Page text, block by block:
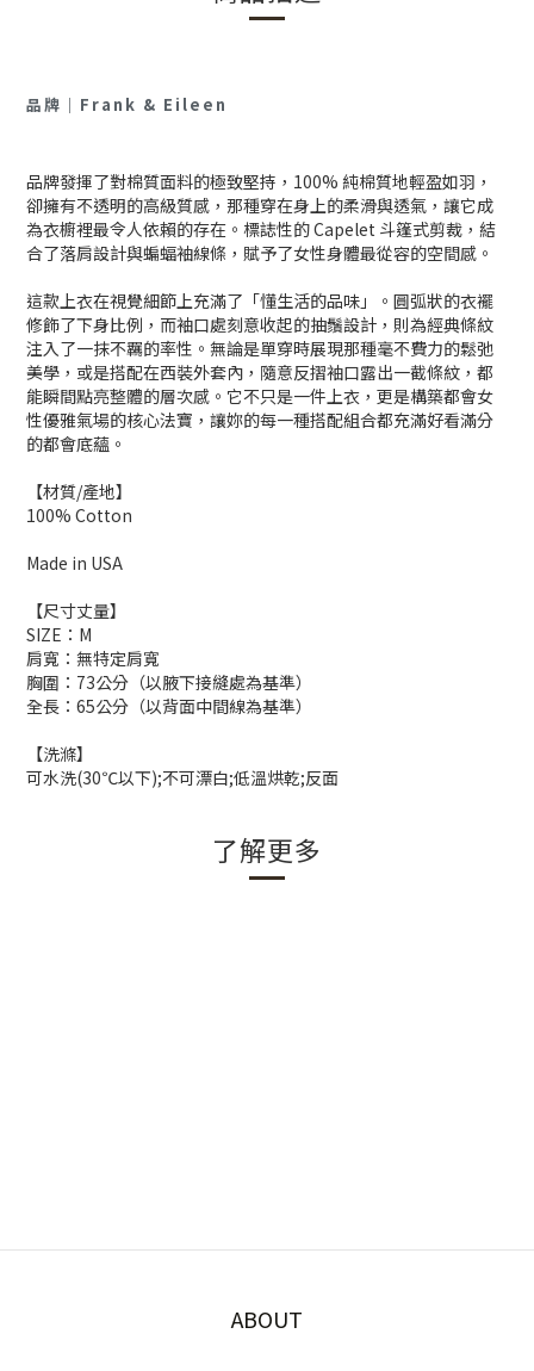
品牌 ｜ Frank & Eileen
品牌發揮了對棉質面料的極致堅持，100% 純棉質地輕盈如羽，
卻擁有不透明的高級質感，那種穿在身上的柔滑與透氣，讓它成
為衣櫥裡最令人依賴的存在。標誌性的 Capelet 斗篷式剪裁，結
合了落肩設計與蝙蝠袖線條，賦予了女性身體最從容的空間感。
這款上衣在視覺細節上充滿了「懂生活的品味」。圓弧狀的衣襬
修飾了下身比例，而袖口處刻意收起的抽鬚設計，則為經典條紋
注入了一抹不羈的率性。無論是單穿時展現那種毫不費力的鬆弛
美學，或是搭配在西裝外套內，隨意反摺袖口露出一截條紋，都
能瞬間點亮整體的層次感。它不只是一件上衣，更是構築都會女
性優雅氣場的核心法寶，讓妳的每一種搭配組合都充滿好看滿分
的都會底蘊。
【材質/產地】
100% Cotton
Made in USA
【尺寸丈量】
SIZE：M
肩寬：無特定肩寬
胸圍：73公分（以腋下接縫處為基準）
全長：65公分（以背面中間線為基準）
【洗滌】
可水洗(30℃以下);不可漂白;低溫烘乾;反面
了解更多
ABOUT